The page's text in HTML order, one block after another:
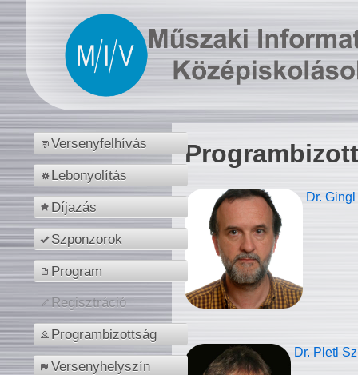
Versenyfelhívás
Lebonyolítás
Díjazás
Szponzorok
Program
Regisztráció
Programbizottság
Versenyhelyszín
Dr.
Dr. Pletl